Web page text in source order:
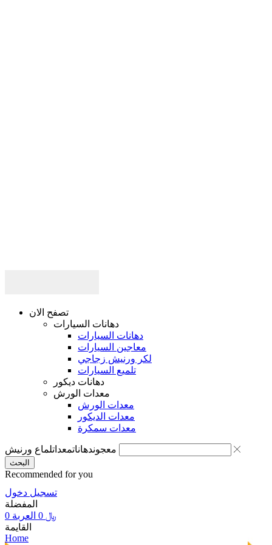
تصفح الان
دهانات السيارات
دهانات السيارات
معاجين السيارات
لكر ورنيش زجاجي
تلميع السيارات
دهانات ديكور
معدات الورش
معدات الورش
معدات الديكور
معدات سمكرة
معجوندهاناتمعداتلماع ورنيش
البحث
Recommended for you
تسجيل دخول
المفضلة
0
﷼
القايمة
Home